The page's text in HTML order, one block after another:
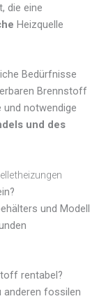
die eine
Heizquelle
Bedürfnisse
Brennstoff
und notwendige
und des
und Modell
rentabel?
anderen fossilen